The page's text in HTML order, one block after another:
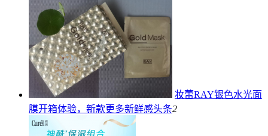
妆蕾RAY银色水光面
膜开箱体验，新款更多新鲜感头条2